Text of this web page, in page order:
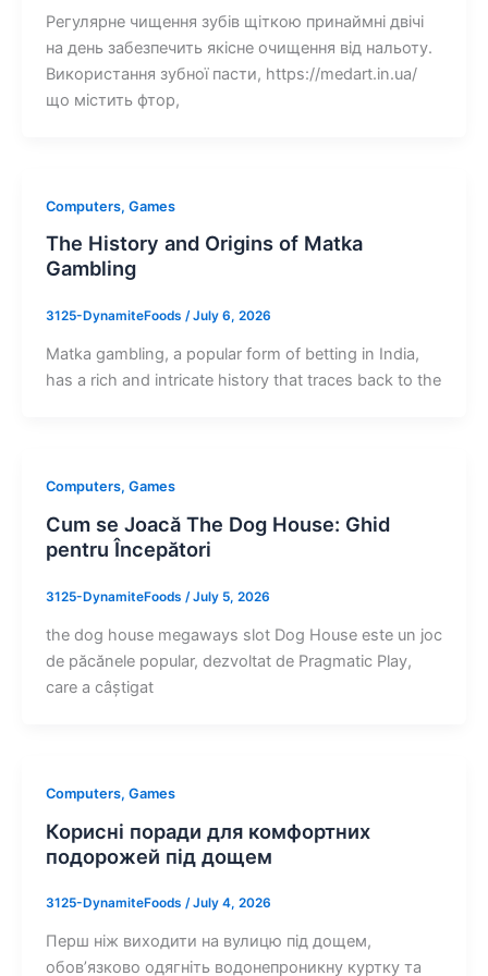
Регулярне чищення зубів щіткою принаймні двічі
на день забезпечить якісне очищення від нальоту.
Використання зубної пасти, https://medart.in.ua/
що містить фтор,
Computers, Games
The History and Origins of Matka
Gambling
3125-DynamiteFoods /July 6, 2026
Matka gambling, a popular form of betting in India,
has a rich and intricate history that traces back to the
Computers, Games
Cum se Joacă The Dog House: Ghid
pentru Începători
3125-DynamiteFoods /July 5, 2026
the dog house megaways slot Dog House este un joc
de păcănele popular, dezvoltat de Pragmatic Play,
care a câștigat
Computers, Games
Корисні поради для комфортних
подорожей під дощем
3125-DynamiteFoods /July 4, 2026
Перш ніж виходити на вулицю під дощем,
обов’язково одягніть водонепроникну куртку та